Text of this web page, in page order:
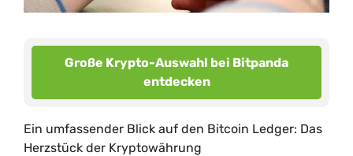
Große Krypto-Auswahl bei Bitpanda
entdecken
Ein umfassender Blick auf den Bitcoin Ledger: Das
Herzstück der Kryptowährung